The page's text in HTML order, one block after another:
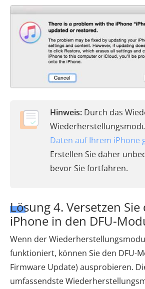
Hinweis: Durch das
Daten auf Ihrem iPhone
Erstellen Sie daher
bevor Sie fortfahren.
Lösung 4. Versetzen
iPhone in den DFU-
Wenn der
funktioniert, können Sie den DFU-
Firmware Update) ausprobieren.
umfassendste